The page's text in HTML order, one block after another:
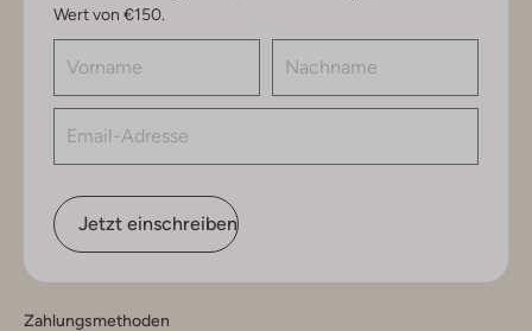
Wert von €150.
Jetzt einschreiben
Zahlungsmethoden